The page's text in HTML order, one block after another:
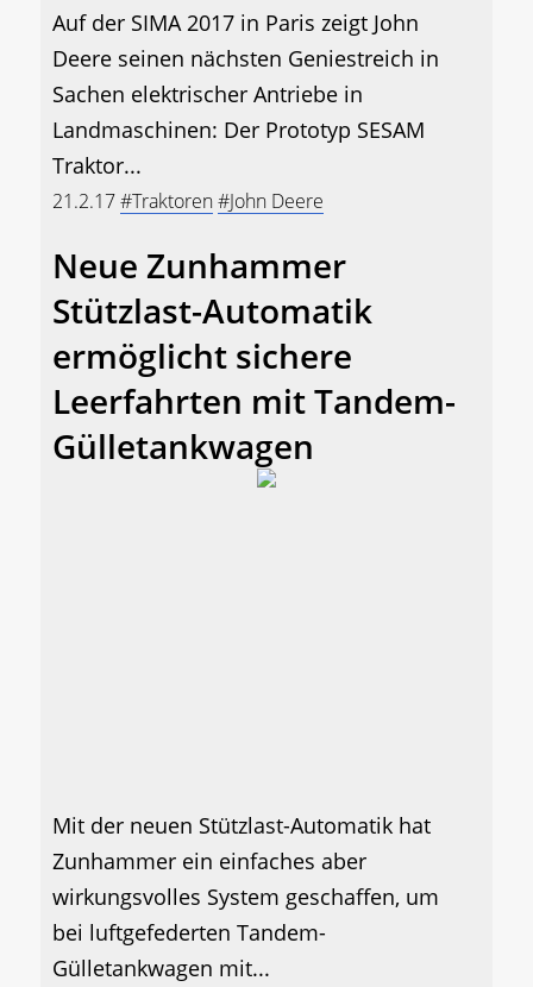
Auf der SIMA 2017 in Paris zeigt John
Deere seinen nächsten Geniestreich in
Sachen elektrischer Antriebe in
Landmaschinen: Der Prototyp SESAM
Traktor...
21.2.17#Traktoren#John Deere
Neue Zunhammer
Stützlast-Automatik
ermöglicht sichere
Leerfahrten mit Tandem-
Gülletankwagen
Mit der neuen Stützlast-Automatik hat
Zunhammer ein einfaches aber
wirkungsvolles System geschaffen, um
bei luftgefederten Tandem-
Gülletankwagen mit...